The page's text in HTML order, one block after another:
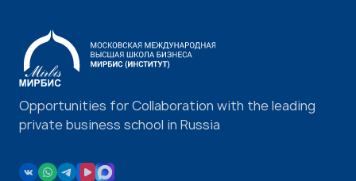
Opportunities for Collaboration with the leading
private business school in Russia